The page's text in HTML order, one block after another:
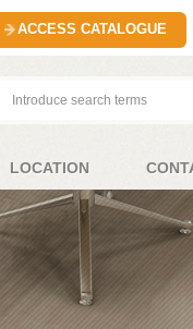
ACCESS CATALOGUE
LOCATION